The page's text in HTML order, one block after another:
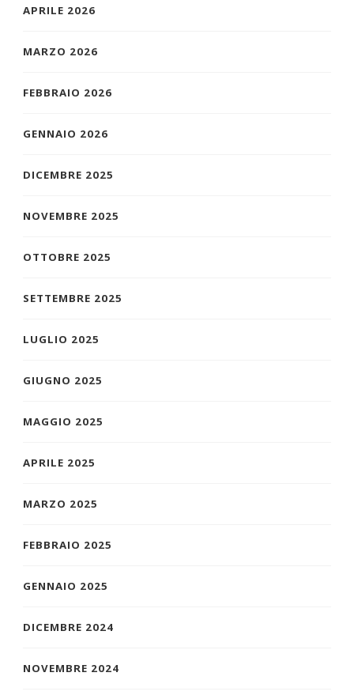
APRILE 2026
MARZO 2026
FEBBRAIO 2026
GENNAIO 2026
DICEMBRE 2025
NOVEMBRE 2025
OTTOBRE 2025
SETTEMBRE 2025
LUGLIO 2025
GIUGNO 2025
MAGGIO 2025
APRILE 2025
MARZO 2025
FEBBRAIO 2025
GENNAIO 2025
DICEMBRE 2024
NOVEMBRE 2024